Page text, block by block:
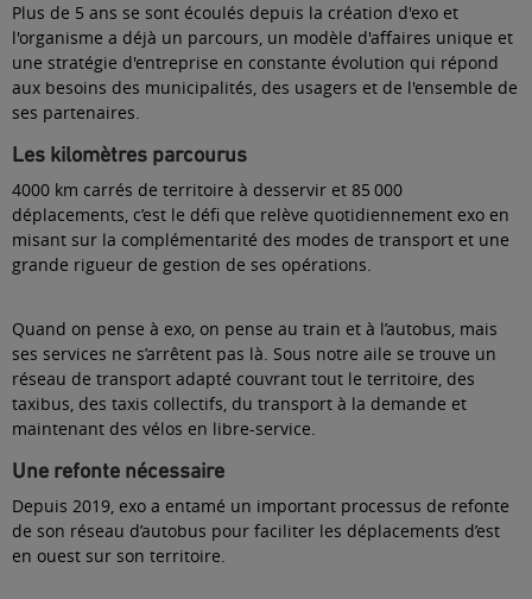
Plus de 5 ans se sont écoulés depuis la création d'exo et
l'organisme a déjà un parcours, un modèle d'affaires unique et
une stratégie d'entreprise en constante évolution qui répond
aux besoins des municipalités, des usagers et de l'ensemble de
ses partenaires.
Les kilomètres parcourus
4000 km carrés de territoire à desservir et 85 000
déplacements, c’est le défi que relève quotidiennement exo en
misant sur la complémentarité des modes de transport et une
grande rigueur de gestion de ses opérations.
Quand on pense à exo, on pense au train et à l’autobus, mais
ses services ne s’arrêtent pas là. Sous notre aile se trouve un
réseau de transport adapté couvrant tout le territoire, des
taxibus, des taxis collectifs, du transport à la demande et
maintenant des vélos en libre-service.
Une refonte nécessaire
Depuis 2019, exo a entamé un important processus de refonte
de son réseau d’autobus pour faciliter les déplacements d’est
en ouest sur son territoire.